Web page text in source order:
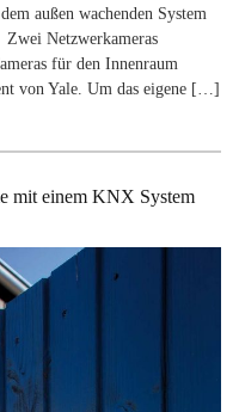
außen wachenden System
Netzwerkameras
für den Innenraum
von Yale. Um das eigene […]
mit einem KNX System